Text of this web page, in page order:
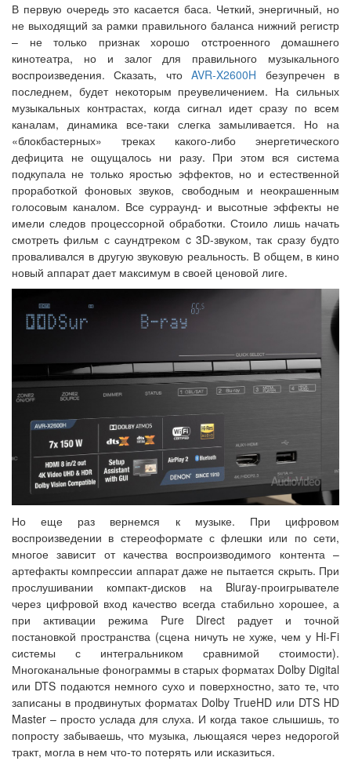
В первую очередь это касается баса. Четкий, энергичный, но
не выходящий за рамки правильного баланса нижний регистр
– не только признак хорошо отстроенного домашнего
кинотеатра, но и залог для правильного музыкального
воспроизведения. Сказать, чтоAVR-X2600H безупречен в
последнем, будет некоторым преувеличением. На сильных
музыкальных контрастах, когда сигнал идет сразу по всем
каналам, динамика все-таки слегка замыливается. Но на
«блокбастерных» треках какого-либо энергетического
дефицита не ощущалось ни разу. При этом вся система
подкупала не только яростью эффектов, но и естественной
проработкой фоновых звуков, свободным и неокрашенным
голосовым каналом. Все сурраунд- и высотные эффекты не
имели следов процессорной обработки. Стоило лишь начать
смотреть фильм с саундтреком c 3D-звуком, так сразу будто
проваливался в другую звуковую реальность. В общем, в кино
новый аппарат дает максимум в своей ценовой лиге.
Но еще раз вернемся к музыке. При цифровом
воспроизведении в стереоформате с флешки или по сети,
многое зависит от качества воспроизводимого контента –
артефакты компрессии аппарат даже не пытается скрыть. При
прослушивании компакт-дисков на Bluray-проигрывателе
через цифровой вход качество всегда стабильно хорошее, а
при активации режима Pure Direct радует и точной
постановкой пространства (сцена ничуть не хуже, чем у Hi-Fi
системы с интегральником сравнимой стоимости).
Многоканальные фонограммы в старых форматах Dolby Digital
или DTS подаются немного сухо и поверхностно, зато те, что
записаны в продвинутых форматах Dolby TrueHD или DTS HD
Master – просто услада для слуха. И когда такое слышишь, то
попросту забываешь, что музыка, льющаяся через недорогой
тракт, могла в нем что-то потерять или исказиться.